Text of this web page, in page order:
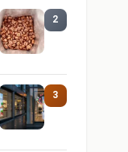
2
3